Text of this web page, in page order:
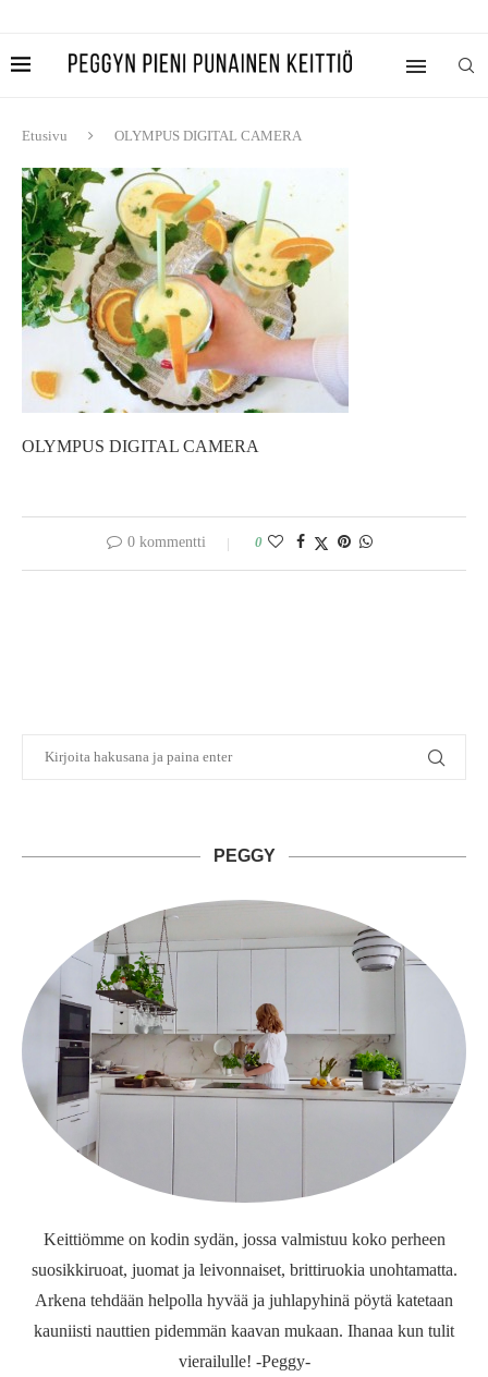
Etusivu OLYMPUS DIGITAL CAMERA
OLYMPUS DIGITAL CAMERA
0 kommentti 0
PEGGY
Keittiömme on kodin sydän, jossa valmistuu koko perheen
suosikkiruoat, juomat ja leivonnaiset, brittiruokia unohtamatta.
Arkena tehdään helpolla hyvää ja juhlapyhinä pöytä katetaan
kauniisti nauttien pidemmän kaavan mukaan. Ihanaa kun tulit
vierailulle! -Peggy-